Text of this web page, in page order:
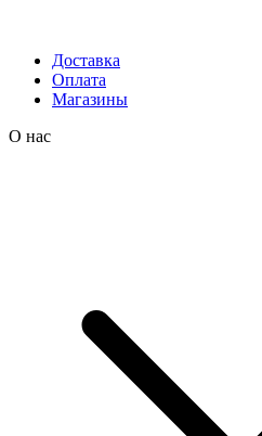
Доставка
Оплата
Магазины
О нас